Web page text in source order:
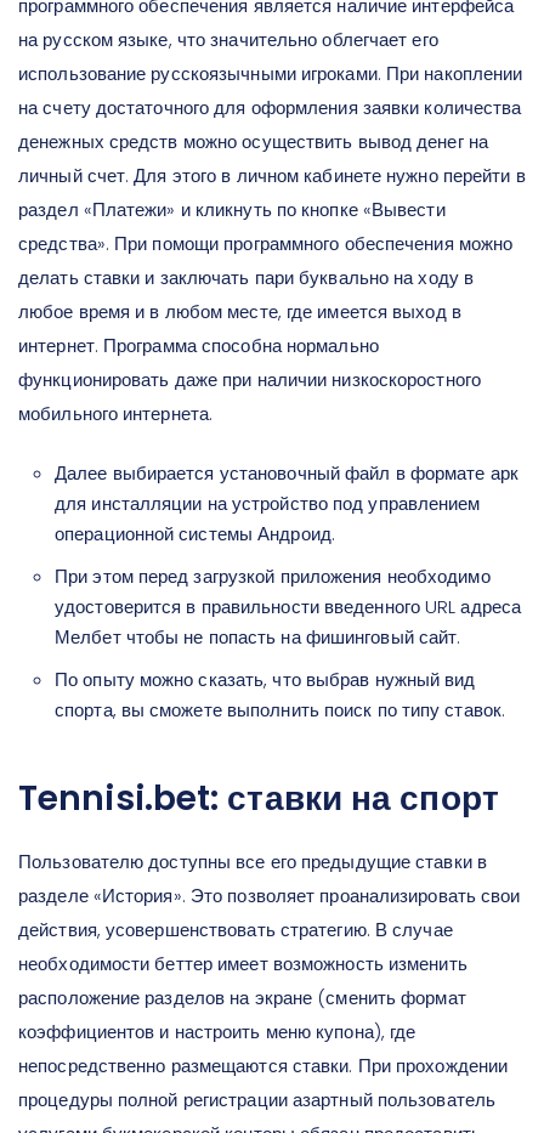
программного обеспечения является наличие интерфейса
на русском языке, что значительно облегчает его
использование русскоязычными игроками. При накоплении
на счету достаточного для оформления заявки количества
денежных средств можно осуществить вывод денег на
личный счет. Для этого в личном кабинете нужно перейти в
раздел «Платежи» и кликнуть по кнопке «Вывести
средства». При помощи программного обеспечения можно
делать ставки и заключать пари буквально на ходу в
любое время и в любом месте, где имеется выход в
интернет. Программа способна нормально
функционировать даже при наличии низкоскоростного
мобильного интернета.
Далее выбирается установочный файл в формате арк
для инсталляции на устройство под управлением
операционной системы Андроид.
При этом перед загрузкой приложения необходимо
удостоверится в правильности введенного URL адреса
Мелбет чтобы не попасть на фишинговый сайт.
По опыту можно сказать, что выбрав нужный вид
спорта, вы сможете выполнить поиск по типу ставок.
Tennisi.bet: ставки на спорт
Пользователю доступны все его предыдущие ставки в
разделе «История». Это позволяет проанализировать свои
действия, усовершенствовать стратегию. В случае
необходимости беттер имеет возможность изменить
расположение разделов на экране (сменить формат
коэффициентов и настроить меню купона), где
непосредственно размещаются ставки. При прохождении
процедуры полной регистрации азартный пользователь